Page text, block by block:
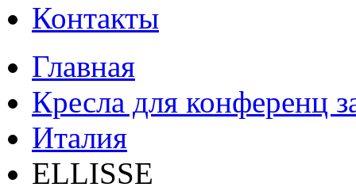
Контакты
Главная
Кресла для конференц
Италия
ELLISSE